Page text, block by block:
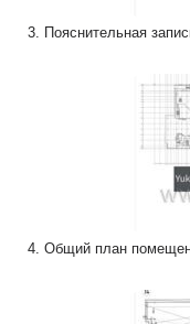
3. Пояснительная
4. Общий план